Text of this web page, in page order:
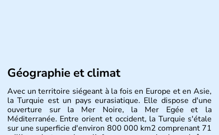
Géographie et climat
Avec un territoire siégeant à la fois en Europe et en Asie,
la Turquie est un pays eurasiatique. Elle dispose d'une
ouverture sur la Mer Noire, la Mer Egée et la
Méditerranée. Entre orient et occident, la Turquie s'étale
sur une superficie d'environ 800 000 km2 comprenant 71